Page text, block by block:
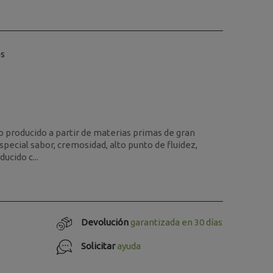
producido a partir de materias primas de gran
sabor, cremosidad, alto punto de fluidez,
c...
Devolucióngarantizada en 30 días
Solicitarayuda